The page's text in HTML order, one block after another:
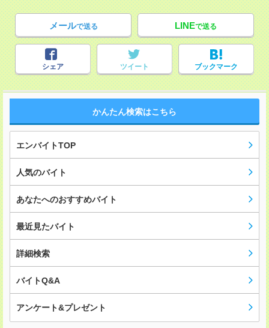
メールで送る LINEで送る
シェア ツイート ブックマーク
かんたん検索はこちら
エンバイトTOP
人気のバイト
あなたへのおすすめバイト
最近見たバイト
詳細検索
バイトQ&A
アンケート&プレゼント